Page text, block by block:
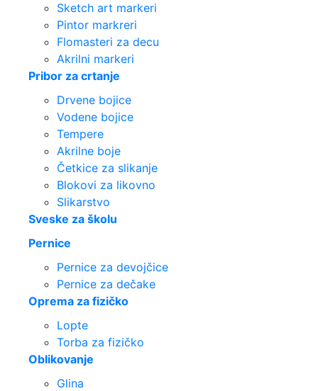
Sketch art markeri
Pintor markreri
Flomasteri za decu
Akrilni markeri
Pribor za crtanje
Drvene bojice
Vodene bojice
Tempere
Akrilne boje
Četkice za slikanje
Blokovi za likovno
Slikarstvo
Sveske za školu
Pernice
Pernice za devojčice
Pernice za dečake
Oprema za fizičko
Lopte
Torba za fizičko
Oblikovanje
Glina